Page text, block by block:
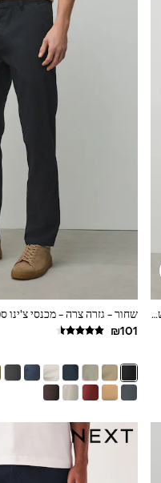
כחול כהה - גזרה צרה - מכנסי צ'ינו סטרץ' מתערובת עשירה בכותנה